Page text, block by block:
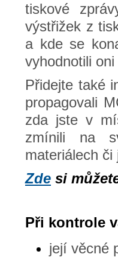
tiskové
výstřižek z
a kde se
vyhodnotili
Přidejte také
propagovali
zda jste v
zmínili na
materiálech či
Zde si
Při kontrole
její věcné